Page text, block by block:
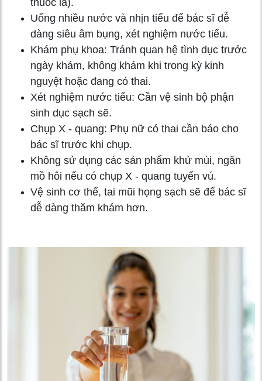
thuốc lá).
Uống nhiều nước và nhịn tiểu để bác sĩ dễ
dàng siêu âm bụng, xét nghiệm nước tiểu.
Khám phụ khoa: Tránh quan hệ tình dục trước
ngày khám, không khám khi trong kỳ kinh
nguyệt hoặc đang có thai.
Xét nghiệm nước tiểu: Cần vệ sinh bộ phận
sinh dục sạch sẽ.
Chụp X - quang: Phụ nữ có thai cần báo cho
bác sĩ trước khi chụp.
Không sử dụng các sản phẩm khử mùi, ngăn
mồ hôi nếu có chụp X - quang tuyến vú.
Vệ sinh cơ thể, tai mũi họng sạch sẽ để bác sĩ
dễ dàng thăm khám hơn.